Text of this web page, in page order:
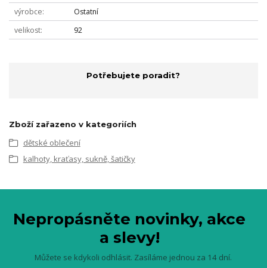
výrobce
Ostatní
velikost
92
Potřebujete poradit?
Zboží zařazeno v kategoriích
dětské oblečení
kalhoty, kraťasy, sukně, šatičky
Nepropásněte novinky, akce
a slevy!
Můžete se kdykoli odhlásit. Zasíláme jednou za 14 dní.